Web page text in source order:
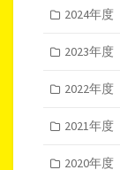
2024年度
2023年度
2022年度
2021年度
2020年度